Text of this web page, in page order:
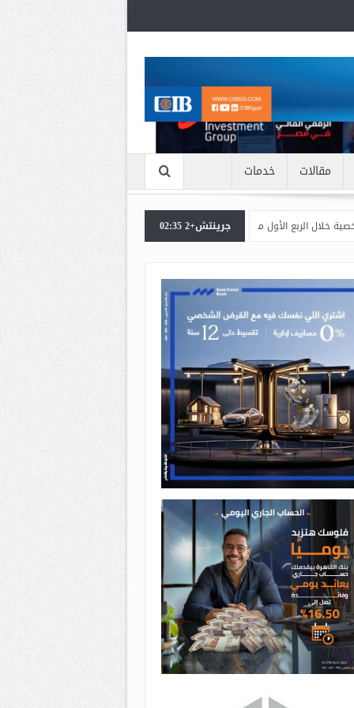
مقالات خدمات
من 2026 اعرف بالتفاصيل سبب ارتفاع سعر الذهب الان بنك مصر يشارك جرينتش+2 02:35